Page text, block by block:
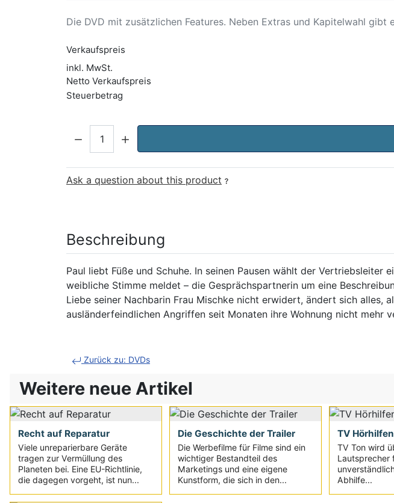
Die DVD mit zusätzlichen Features. Neben Extras und Kapitelwahl
Verkaufspreis
inkl. MwSt.
Netto Verkaufspreis
Steuerbetrag
Ask a question about this product
Beschreibung
Paul liebt Füße und Schuhe. In seinen Pausen wählt der
weibliche Stimme meldet – die Gesprächspartnerin um eine
Liebe seiner Nachbarin Frau Mischke nicht erwidert, ändert sich alles,
ausländerfeindlichen Angriffen seit Monaten ihre Wohnung nicht mehr
Zurück zu: DVDs
Weitere neue Artikel
Recht auf Reparatur
Viele unreparierbare Geräte
tragen zur Vermüllung des
Planeten bei. Eine EU-Richtlinie,
die dagegen vorgeht, ist nun...
Die Geschichte der Trailer
Die Werbefilme für Filme sind ein
wichtiger Bestandteil des
Marketings und eine eigene
Kunstform, die sich in den...
TV
TV Ton wird
Lautsprecher
Abhilfe...